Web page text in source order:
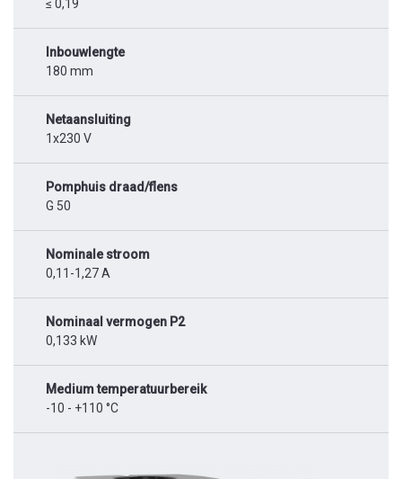
≤ 0,19
Inbouwlengte
180 mm
Netaansluiting
1x230 V
Pomphuis draad/flens
G 50
Nominale stroom
0,11-1,27 A
Nominaal vermogen P2
0,133 kW
Medium temperatuurbereik
-10 - +110 °C